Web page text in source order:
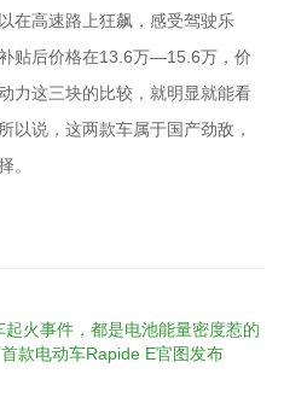
在高速路上狂飙，感受驾驶乐
贴后价格在13.6万—15.6万，价
力这三块的比较，就明显就能看
以说，这两款车属于国产劲敌，
。
火事件，都是电池能量密度惹的
首款电动车Rapide E官图发布